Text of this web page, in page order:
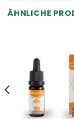
ÄHNLICHE